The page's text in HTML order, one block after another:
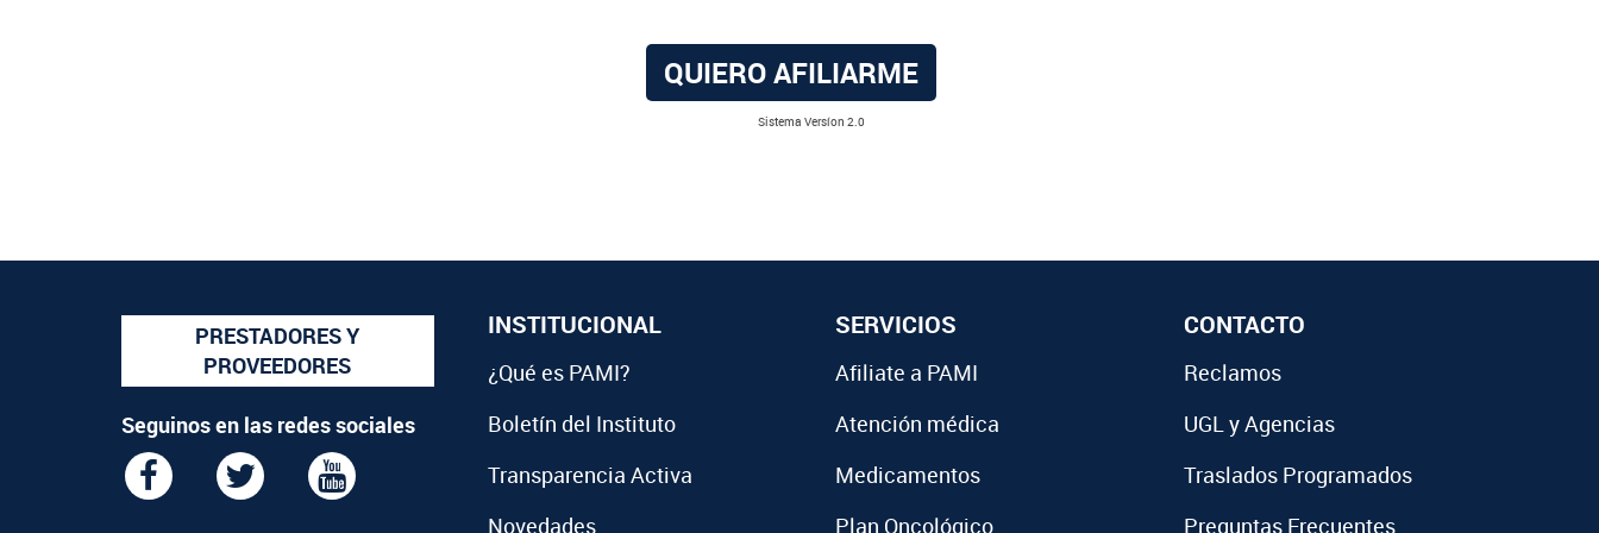
QUIERO AFILIARME
Sistema Versíon 2.0
PRESTADORES Y
PROVEEDORES
Seguinos en las redes sociales
INSTITUCIONAL
¿Qué es PAMI?
Boletín del Instituto
Transparencia Activa
Novedades
SERVICIOS
Afiliate a PAMI
Atención médica
Medicamentos
Plan Oncológico
CONTACTO
Reclamos
UGL y Agencias
Traslados Programados
Preguntas Frecuentes